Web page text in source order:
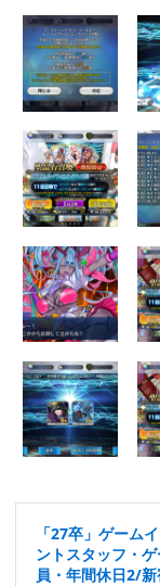
「27卒」ゲーム
ントスタッフ・
員・年間休日2/